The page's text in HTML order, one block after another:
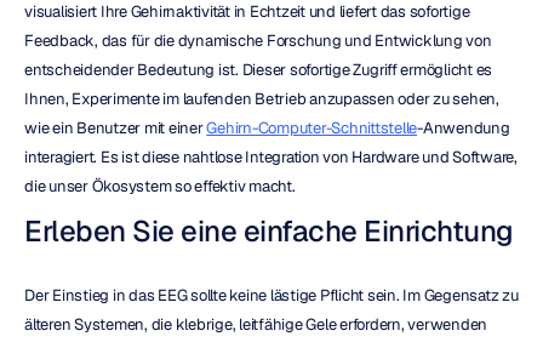
visualisiert Ihre Gehirnaktivität in Echtzeit und liefert das sofortige
Feedback, das für die dynamische Forschung und Entwicklung von
entscheidender Bedeutung ist. Dieser sofortige Zugriff ermöglicht es
Ihnen, Experimente im laufenden Betrieb anzupassen oder zu sehen,
wie ein Benutzer mit einer Gehirn-Computer-Schnittstelle-Anwendung
interagiert. Es ist diese nahtlose Integration von Hardware und Software,
die unser Ökosystem so effektiv macht.
Erleben Sie eine einfache Einrichtung
Der Einstieg in das EEG sollte keine lästige Pflicht sein. Im Gegensatz zu
älteren Systemen, die klebrige, leitfähige Gele erfordern, verwenden